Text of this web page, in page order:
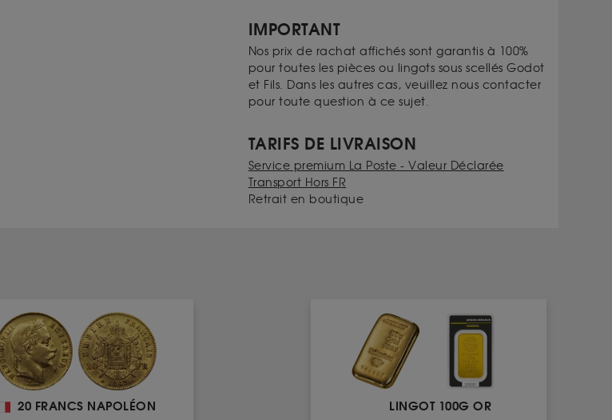
IMPORTANT
Nos prix de rachat affichés sont garantis à 100%
pour toutes les pièces ou lingots sous scellés Godot
et Fils. Dans les autres cas, veuillez nous contacter
pour toute question à ce sujet.
TARIFS DE LIVRAISON
Service premium La Poste - Valeur Déclarée
Transport Hors FR
Retrait en boutique
20 FRANCS NAPOLÉON LINGOT 100G OR